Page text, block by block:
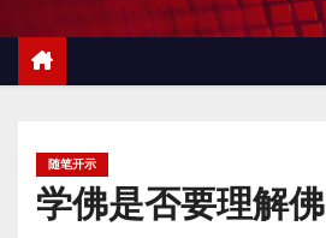
随笔开示
学佛是否要理解佛